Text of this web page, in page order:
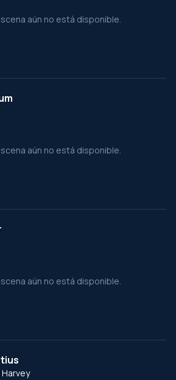
aún no está disponible.
aún no está disponible.
aún no está disponible.